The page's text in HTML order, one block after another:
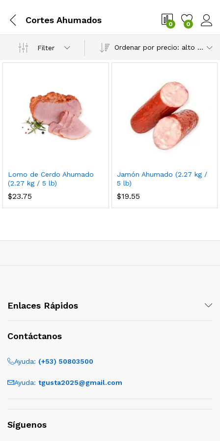
Cortes Ahumados 0 0
Filter Ordenar por precio: alto a bajo
Lomo de Cerdo Ahumado
(2.27 kg / 5 lb)
$23.75
Jamón Ahumado (2.27 kg /
5 lb)
$19.55
Enlaces Rápidos
Contáctanos
Ayuda: (+53) 50803500
Ayuda: tgusta2025@gmail.com
Síguenos